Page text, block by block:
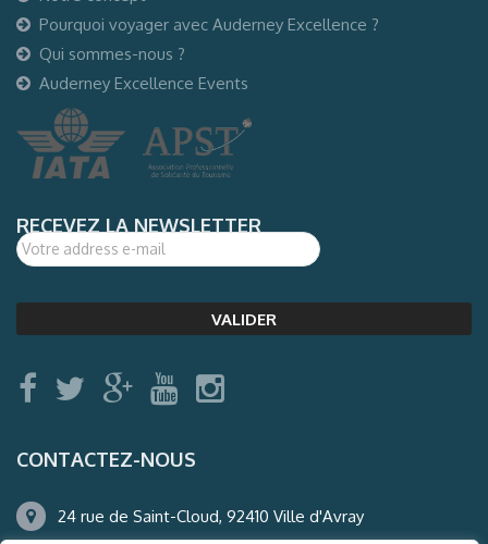
Pourquoi voyager avec Auderney Excellence ?
Qui sommes-nous ?
Auderney Excellence Events
RECEVEZ LA NEWSLETTER
CONTACTEZ-NOUS
24 rue de Saint-Cloud, 92410 Ville d'Avray